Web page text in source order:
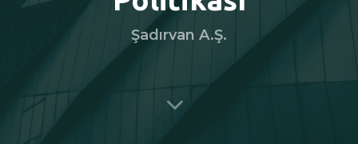
Şadırvan A.Ş.